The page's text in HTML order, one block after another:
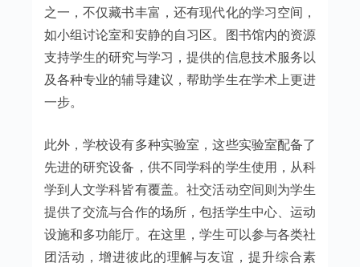
之一，不仅藏书丰富，还有现代化的学习空间，
如小组讨论室和安静的自习区。图书馆内的资源
支持学生的研究与学习，提供的信息技术服务以
及各种专业的辅导建议，帮助学生在学术上更进
一步。
此外，学校设有多种实验室，这些实验室配备了
先进的研究设备，供不同学科的学生使用，从科
学到人文学科皆有覆盖。社交活动空间则为学生
提供了交流与合作的场所，包括学生中心、运动
设施和多功能厅。在这里，学生可以参与各类社
团活动，增进彼此的理解与友谊，提升综合素